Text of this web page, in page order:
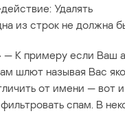
Удалять
из строк не должна
примеру если Ваш
шлют называя Вас
от имени — вот
спам. В